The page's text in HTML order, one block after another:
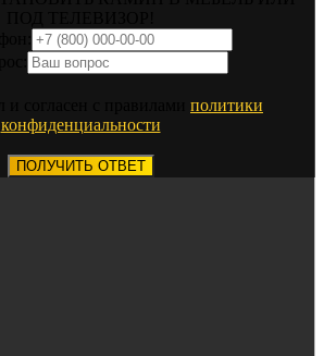
политики
конфиденциальности
ПОЛУЧИТЬ ОТВЕТ